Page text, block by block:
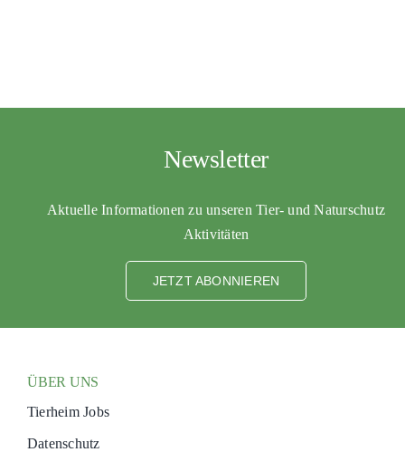
Newsletter
Aktuelle Informationen zu unseren Tier- und Naturschutz
Aktivitäten
JETZT ABONNIEREN
ÜBER UNS
Tierheim Jobs
Datenschutz